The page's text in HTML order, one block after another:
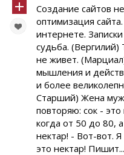
Создание сайтов
оптимизация
интернете.
судьба. (Вергилий)
не живет.
мышления и
и более
Старший) Жена
повторяю: сок -
когда от 50 до 80,
нектар! - Вот-вот.
это нектар! Пишит...